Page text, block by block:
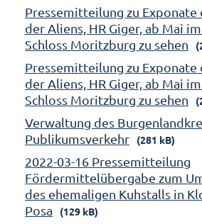
Pressemitteilung zu Exponate
der Aliens, HR Giger, ab Mai
Schloss Moritzburg zu sehen
Pressemitteilung zu Exponate
der Aliens, HR Giger, ab Mai
Schloss Moritzburg zu sehen
Verwaltung des
Publikumsverkehr
(281 kB)
2022-03-16 Pressemitteilung
Fördermittelübergabe zum
des ehemaligen Kuhstalls in
Posa
(129 kB)